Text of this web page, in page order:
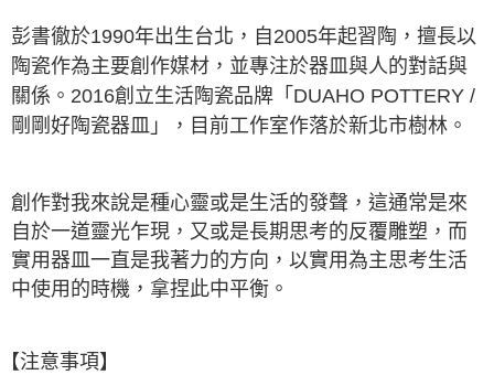
彭書徹於1990年出生台北，自2005年起習陶，擅長以
陶瓷作為主要創作媒材，並專注於器皿與人的對話與
關係。2016創立生活陶瓷品牌「DUAHO POTTERY /
剛剛好陶瓷器皿」，目前工作室作落於新北市樹林。
創作對我來說是種心靈或是生活的發聲，這通常是來
自於一道靈光乍現，又或是長期思考的反覆雕塑，而
實用器皿一直是我著力的方向，以實用為主思考生活
中使用的時機，拿捏此中平衡。
【注意事項】